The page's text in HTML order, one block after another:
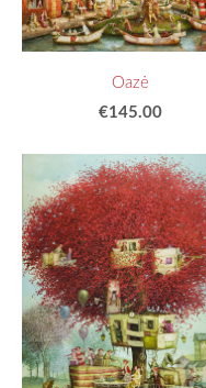
Oazė
€145.00